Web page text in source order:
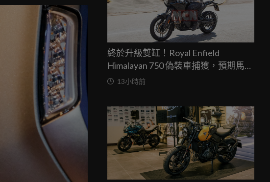
終於升級雙缸！Royal Enfield
Himalayan 750 偽裝車捕獲，預期馬力
突破67匹，最快米蘭車展亮相
13小時前